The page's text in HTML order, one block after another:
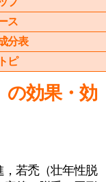
ス
分表
ピ
の効果・効
若禿（壮年性脱